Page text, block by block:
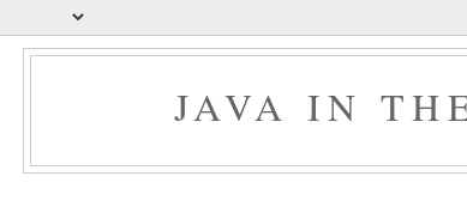
JAVA IN